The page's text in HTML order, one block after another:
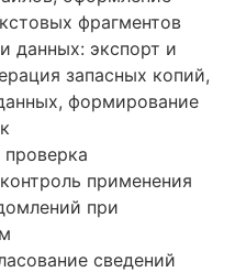
фрагментов
данных: экспорт и
запасных копий,
формирование
применения
при
сведений